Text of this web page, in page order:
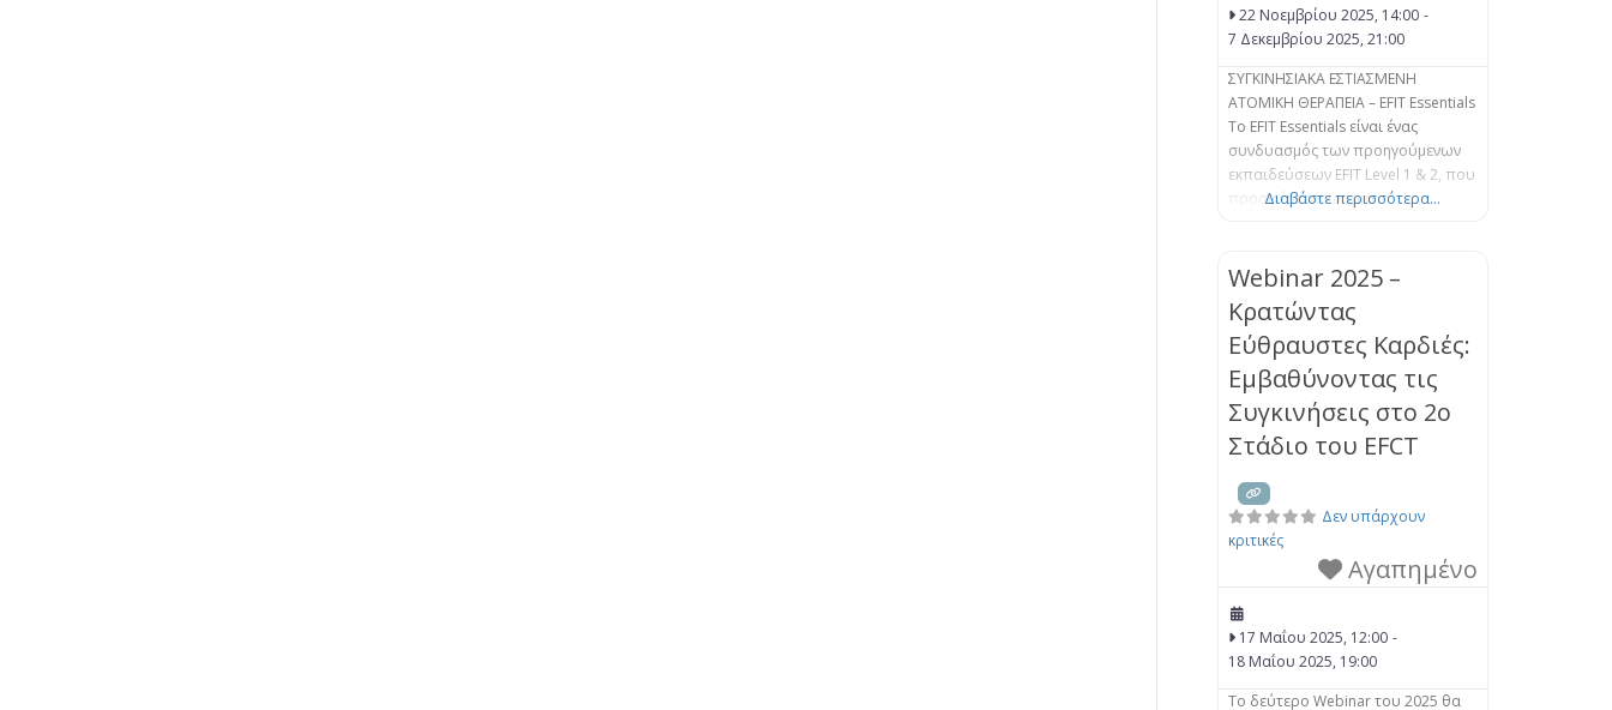
22 Νοεμβρίου 2025, 14:00 -
7 Δεκεμβρίου 2025, 21:00
ΣΥΓΚΙΝΗΣΙΑΚΑ ΕΣΤΙΑΣΜΕΝΗ
ΑΤΟΜΙΚΗ ΘΕΡΑΠΕΙΑ – EFIT Essentials
Το EFIT Essentials είναι ένας
συνδυασμός των προηγούμενων
εκπαιδεύσεων EFIT Level 1 & 2, που
προσφέρεται ως μια
έτσι δομημένη ούτως ώστε να
μια βαθύτερη κατανόηση του
μοντέλου EFIT, όπως αυτό
πλαισιώνεται από την επιστήμη
του Δεσμού. Μέσα από μια μίξη
θεωρητικής
Διαβάστε περισσότερα...
Webinar 2025 –
Κρατώντας
Εύθραυστες Καρδιές:
Εμβαθύνοντας τις
Συγκινήσεις στο 2ο
Στάδιο του EFCT
Δεν υπάρχουν
κριτικές
Αγαπημένο
17 Μαΐου 2025, 12:00 -
18 Μαΐου 2025, 19:00
Το δεύτερο Webinar του 2025 θα